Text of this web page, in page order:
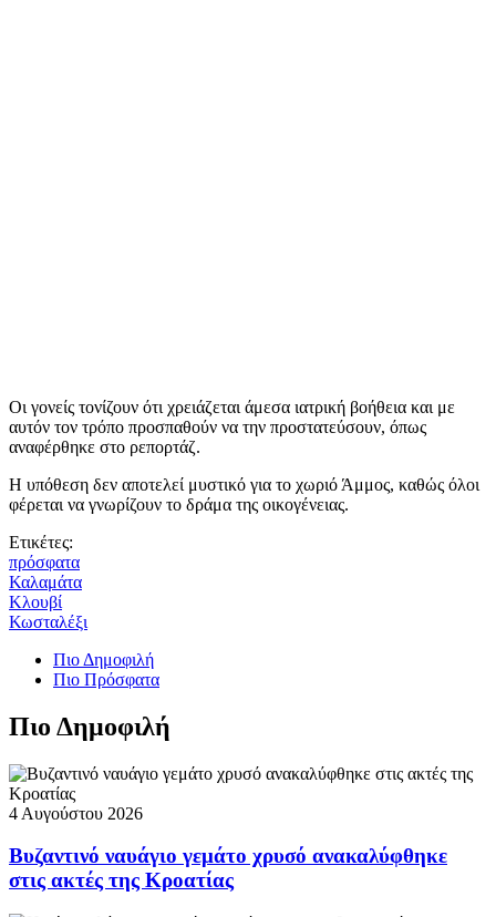
Οι γονείς τονίζουν ότι χρειάζεται άμεσα ιατρική βοήθεια και με
αυτόν τον τρόπο προσπαθούν να την προστατεύσουν, όπως
αναφέρθηκε στο ρεπορτάζ.
Η υπόθεση δεν αποτελεί μυστικό για το χωριό Άμμος, καθώς όλοι
φέρεται να γνωρίζουν το δράμα της οικογένειας.
Ετικέτες:
πρόσφατα
Καλαμάτα
Κλουβί
Κωσταλέξι
Πιο Δημοφιλή
Πιο Πρόσφατα
Πιο Δημοφιλή
4 Αυγούστου 2026
Βυζαντινό ναυάγιο γεμάτο χρυσό ανακαλύφθηκε
στις ακτές της Κροατίας